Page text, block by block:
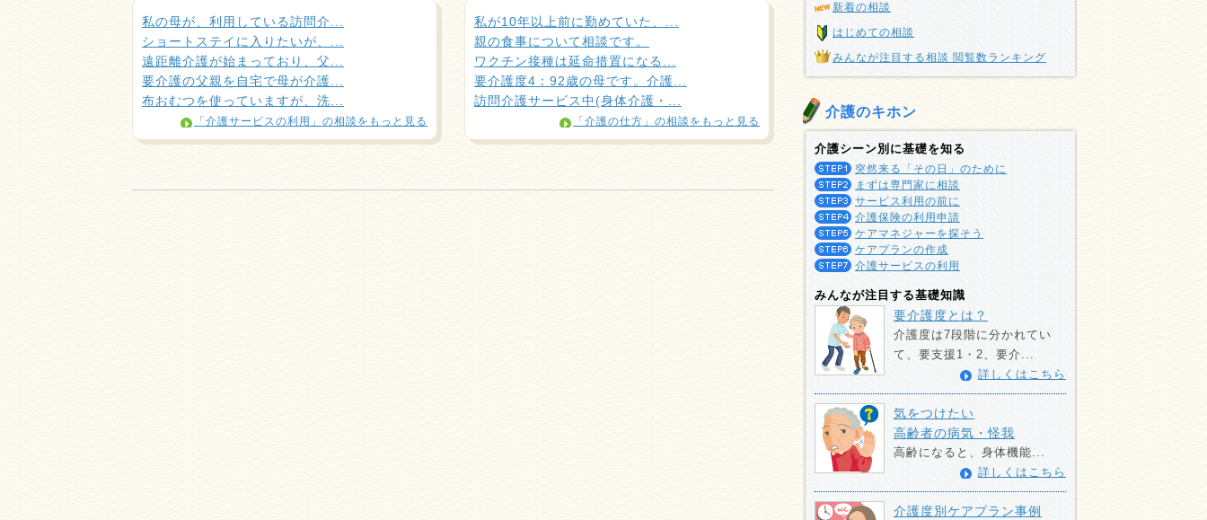
私の母が、利用している訪問介...
ショートステイに入りたいが、...
遠距離介護が始まっており、父...
要介護の父親を自宅で母が介護...
布おむつを使っていますが、洗...
「介護サービスの利用」の相談をもっと見る
私が10年以上前に勤めていた、...
親の食事について相談です。
ワクチン接種は延命措置になる...
要介護度4：92歳の母です。介護...
訪問介護サービス中(身体介護・...
「介護の仕方」の相談をもっと見る
新着の相談
はじめての相談
みんなが注目する相談 閲覧数ランキング
介護のキホン
介護シーン別に基礎を知る
突然来る「その日」のために
まずは専門家に相談
サービス利用の前に
介護保険の利用申請
ケアマネジャーを探そう
ケアプランの作成
介護サービスの利用
みんなが注目する基礎知識
要介護度とは？
介護度は7段階に分かれてい
て、要支援1・2、要介...
詳しくはこちら
気をつけたい
高齢者の病気・怪我
高齢になると、身体機能...
詳しくはこちら
介護度別ケアプラン事例